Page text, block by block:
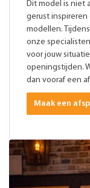
Dit model is niet
gerust
modellen.
onze
voor jouw
openingstijden.
dan vooraf een
Maak een